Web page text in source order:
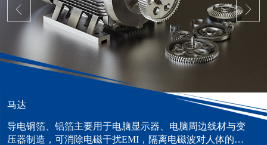
马达
导电铜箔、铝箔主要用于电脑显示器、电脑周边线材与变
压器制造，可消除电磁干扰EMI，隔离电磁波对人体的危